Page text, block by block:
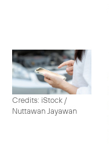
Credits: iStock /
Nuttawan Jayawan